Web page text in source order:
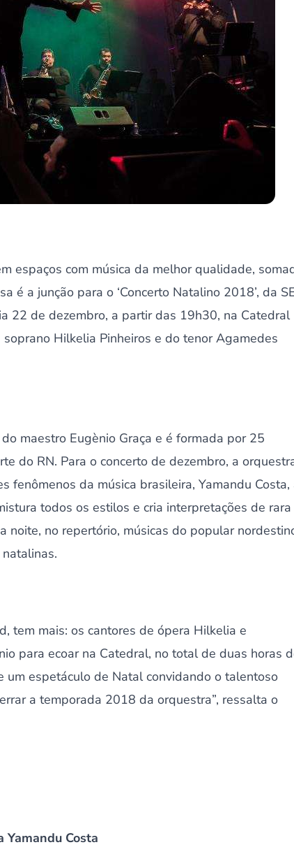
espaços com música da melhor qualidade,
é a junção para o ‘Concerto Natalino 2018’, da
22 de dezembro, a partir das 19h30, na Catedral
Hilkelia Pinheiros e do tenor Agamedes
maestro Eugènio Graça e é formada por 25
do RN. Para o concerto de dezembro, a
fenômenos da música brasileira, Yamandu Costa,
todos os estilos e cria interpretações de rara
noite, no repertório, músicas do popular
tem mais: os cantores de ópera Hilkelia e
para ecoar na Catedral, no total de duas horas
um espetáculo de Natal convidando o talentoso
a temporada 2018 da orquestra”, ressalta o
Yamandu Costa